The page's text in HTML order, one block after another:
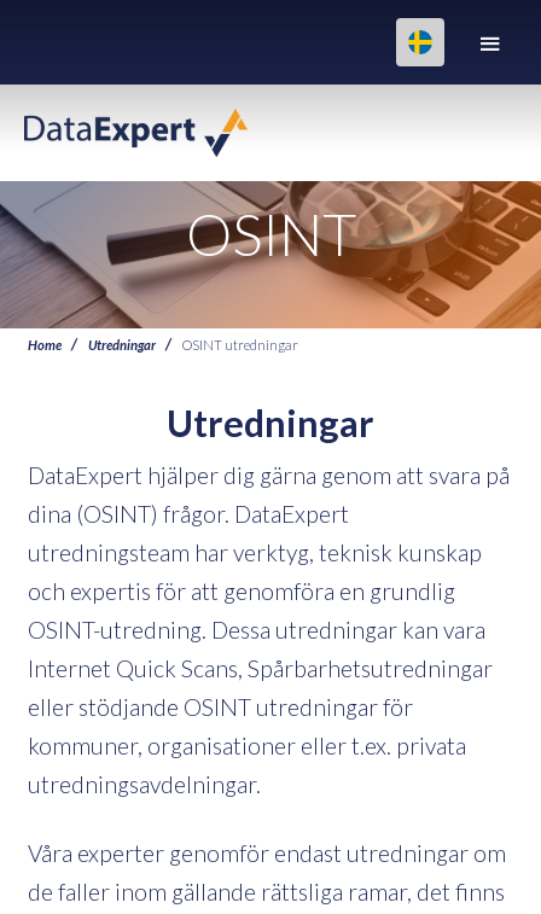
OSINT
Home Utredningar OSINT utredningar
Utredningar
DataExpert hjälper dig gärna genom att svara på
dina (OSINT) frågor. DataExpert
utredningsteam har verktyg, teknisk kunskap
och expertis för att genomföra en grundlig
OSINT-utredning. Dessa utredningar kan vara
Internet Quick Scans, Spårbarhetsutredningar
eller stödjande OSINT utredningar för
kommuner, organisationer eller t.ex. privata
utredningsavdelningar.
Våra experter genomför endast utredningar om
de faller inom gällande rättsliga ramar, det finns